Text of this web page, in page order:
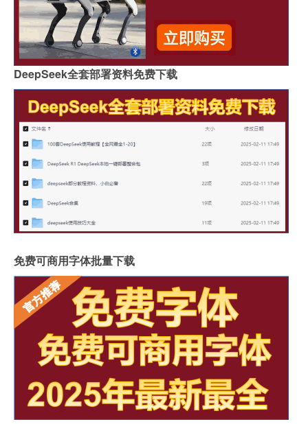
DeepSeek全套部署资料免费下载
免费可商用字体批量下载